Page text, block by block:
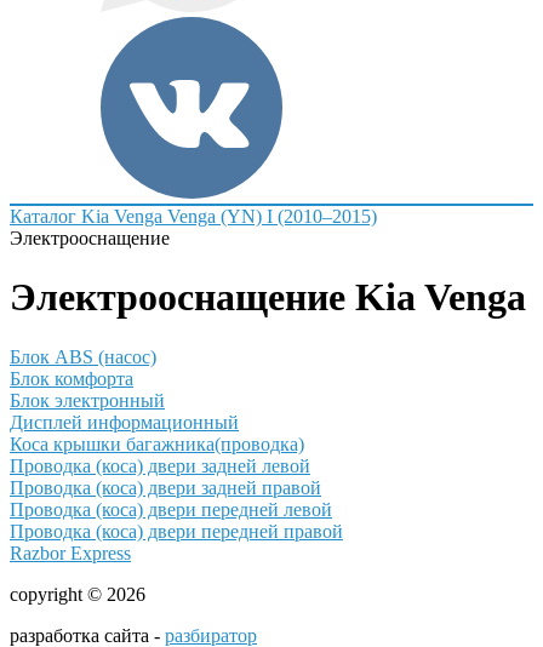
Каталог Kia Venga Venga (YN) I (2010–2015)
Электрооснащение
Электрооснащение Kia Venga
Блок ABS (насос)
Блок комфорта
Блок электронный
Дисплей информационный
Коса крышки багажника(проводка)
Проводка (коса) двери задней левой
Проводка (коса) двери задней правой
Проводка (коса) двери передней левой
Проводка (коса) двери передней правой
Razbor Express
copyright © 2026
разработка сайта - разбиратор